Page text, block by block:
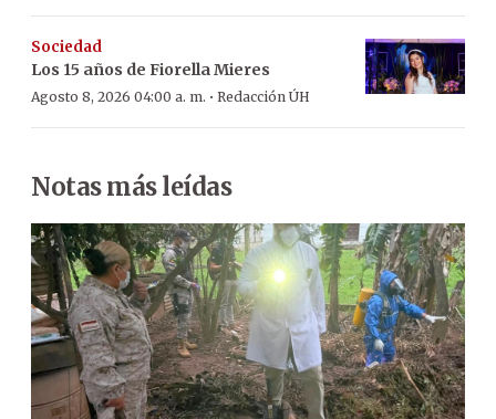
Sociedad
Los 15 años de Fiorella Mieres
Agosto 8, 2026 04:00 a. m. · Redacción ÚH
Notas más leídas